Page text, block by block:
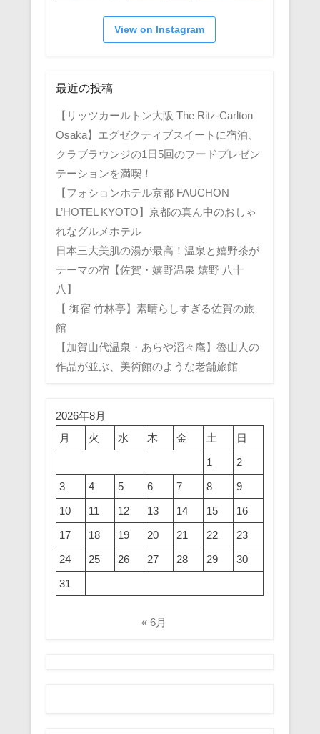
View on Instagram
最近の投稿
【リッツカールトン大阪 The Ritz-Carlton
Osaka】エグゼクティブスイートに宿泊、
クラブラウンジの1日5回のフードプレゼン
テーションを満喫！
【フォションホテル京都 FAUCHON
L’HOTEL KYOTO】京都の真ん中のおしゃ
れなグルメホテル
日本三大美肌の湯が最高！温泉と嬉野茶が
テーマの宿【佐賀・嬉野温泉 嬉野 八十
八】
【 御宿 竹林亭】素晴らしすぎる佐賀の旅
館
【加賀山代温泉・あらや滔々庵】魯山人の
作品が並ぶ、美術館のような老舗旅館
2026年8月
月
火 水 木 金 土
日
1
2
3
4 5 6 7 8
9
10
11 12 13 14 15
16
17
18 19 20 21 22
23
24
25 26 27 28 29
30
31
« 6月